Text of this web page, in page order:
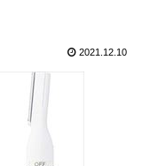
2021.12.10